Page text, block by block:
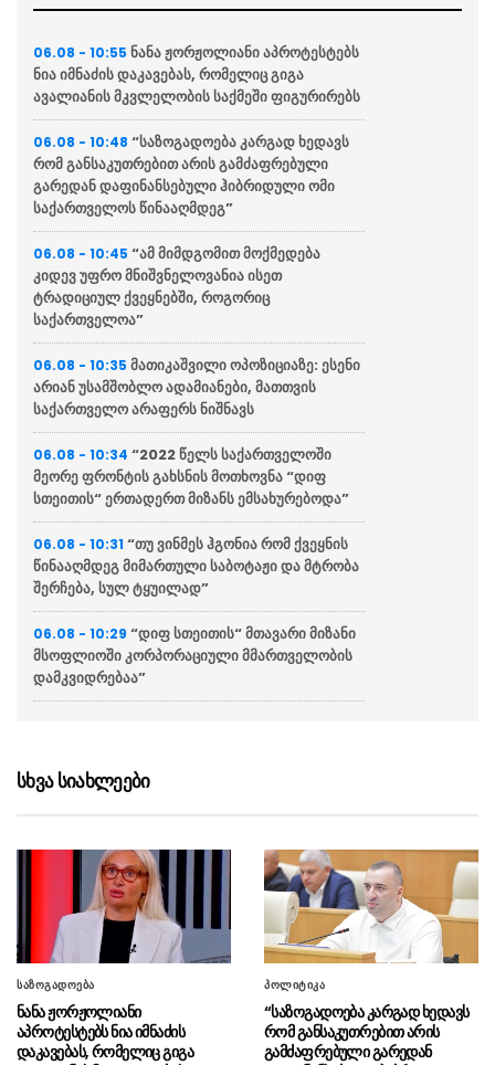
06.08 - 10:55 ნანა ჟორჟოლიანი აპროტესტებს
ნია იმნაძის დაკავებას, რომელიც გიგა
ავალიანის მკვლელობის საქმეში ფიგურირებს
06.08 - 10:48 “საზოგადოება კარგად ხედავს
რომ განსაკუთრებით არის გამძაფრებული
გარედან დაფინანსებული ჰიბრიდული ომი
საქართველოს წინააღმდეგ”
06.08 - 10:45 “ამ მიმდგომით მოქმედება
კიდევ უფრო მნიშვნელოვანია ისეთ
ტრადიციულ ქვეყნებში, როგორიც
საქართველოა”
06.08 - 10:35 მათიკაშვილი ოპოზიციაზე: ესენი
არიან უსამშობლო ადამიანები, მათთვის
საქართველო არაფერს ნიშნავს
06.08 - 10:34 “2022 წელს საქართველოში
მეორე ფრონტის გახსნის მოთხოვნა “დიფ
სთეითის“ ერთადერთ მიზანს ემსახურებოდა”
06.08 - 10:31 “თუ ვინმეს ჰგონია რომ ქვეყნის
წინააღმდეგ მიმართული საბოტაჟი და მტრობა
შერჩება, სულ ტყუილად”
06.08 - 10:29 “დიფ სთეითის“ მთავარი მიზანი
მსოფლიოში კორპორაციული მმართველობის
დამკვიდრებაა”
ვხედავთ: რუსეთი ცივილიზებული
საზოგადოებისგან ფაქტობრივად სრულადაა
06.08 - 10:19ქართველიშვილი სუს-ის
განცხადებაზე: თუ ეს გარემოებები
დადასტურდება, საქმე აღარ იქნება უბრალოდ
საყოფაცხოვრებო დეზინფორმაციასთან
06.08 - 10:16ელექტროენერგიის მიწოდება
მთელი ქვეყნის მასშტაბით სრულად
აღდგენილია
06.08 - 10:14The Times: ტრამპის
სხვა სიახლეები
საზოგადოება
ნანა ჟორჟოლიანი
აპროტესტებს ნია იმნაძის
დაკავებას, რომელიც გიგა
პოლიტიკა
“საზოგადოება კარგად ხედავს
რომ განსაკუთრებით არის
გამძაფრებული გარედან